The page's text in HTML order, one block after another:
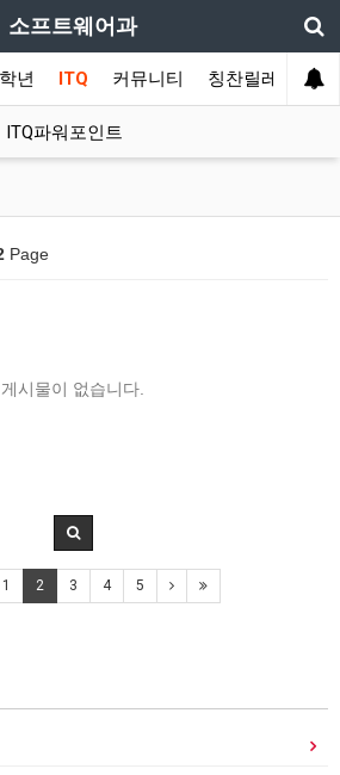
소프트웨어과
년 ITQ 커뮤니티 칭찬릴레이
ITQ파워포인트
Page
게시물이 없습니다.
1 2 3 4 5